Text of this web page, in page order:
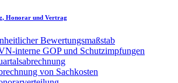
Honorar und Vertrag
Bewertungsmaßstab
interne GOP und Schutzimpfungen
von Sachkosten